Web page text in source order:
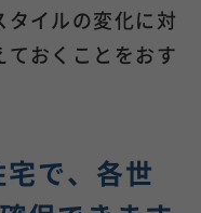
イルの変化に対
おくことをおす
で、各世